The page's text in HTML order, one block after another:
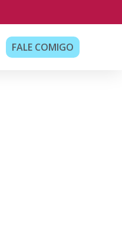
FALE COMIGO